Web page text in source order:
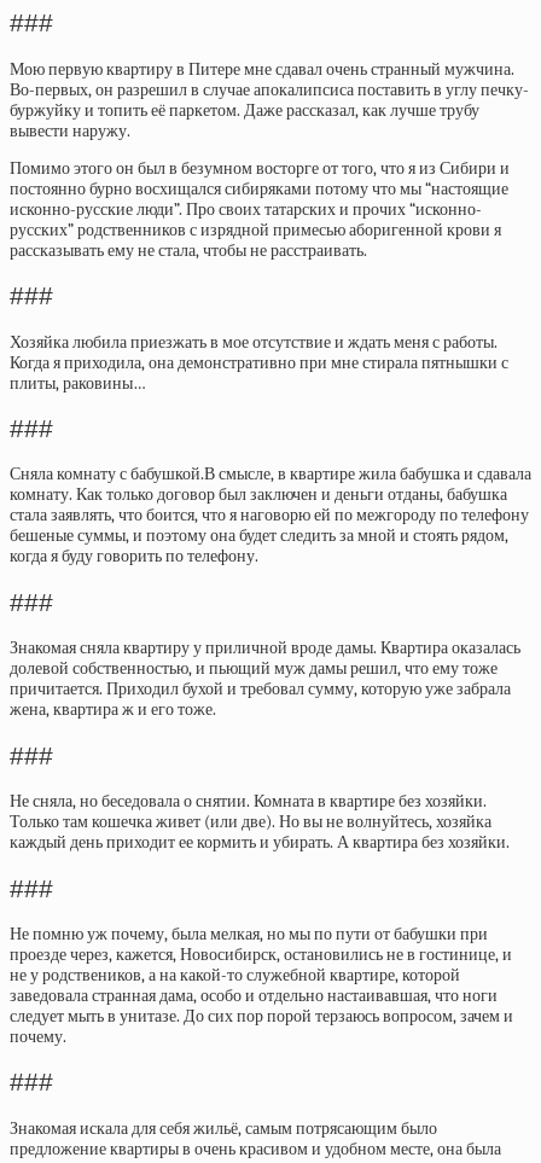
###
Мою первую квартиру в Питере мне сдавал очень странный мужчина.
Во-первых, он разрешил в случае апокалипсиса поставить в углу печку-
буржуйку и топить её паркетом. Даже рассказал, как лучше трубу
вывести наружу.
Помимо этого он был в безумном восторге от того, что я из Сибири и
постоянно бурно восхищался сибиряками потому что мы “настоящие
исконно-русские люди”. Про своих татарских и прочих “исконно-
русских” родственников с изрядной примесью аборигенной крови я
рассказывать ему не стала, чтобы не расстраивать.
###
Хозяйка любила приезжать в мое отсутствие и ждать меня с работы.
Когда я приходила, она демонстративно при мне стирала пятнышки с
плиты, раковины…
###
Сняла комнату с бабушкой.В смысле, в квартире жила бабушка и сдавала
комнату. Как только договор был заключен и деньги отданы, бабушка
стала заявлять, что боится, что я наговорю ей по межгороду по телефону
бешеные суммы, и поэтому она будет следить за мной и стоять рядом,
когда я буду говорить по телефону.
###
Знакомая сняла квартиру у приличной вроде дамы. Квартира оказалась
долевой собственностью, и пьющий муж дамы решил, что ему тоже
причитается. Приходил бухой и требовал сумму, которую уже забрала
жена, квартира ж и его тоже.
###
Не сняла, но беседовала о снятии. Комната в квартире без хозяйки.
Только там кошечка живет (или две). Но вы не волнуйтесь, хозяйка
каждый день приходит ее кормить и убирать. А квартира без хозяйки.
###
Не помню уж почему, была мелкая, но мы по пути от бабушки при
проезде через, кажется, Новосибирск, остановились не в гостинице, и
не у родствеников, а на какой-то служебной квартире, которой
заведовала странная дама, особо и отдельно настаивавшая, что ноги
следует мыть в унитазе. До сих пор порой терзаюсь вопросом, зачем и
почему.
###
Знакомая искала для себя жильё, самым потрясающим было
предложение квартиры в очень красивом и удобном месте, она была